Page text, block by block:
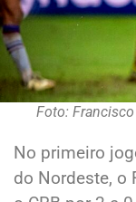
Foto:
No primeiro
do Nordeste, o